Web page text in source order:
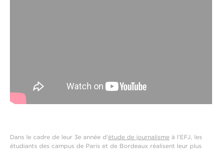
Dans le cadre de leur 3e année d'étude de journalisme à l'EFJ, les
étudiants des campus de Paris et de Bordeaux réalisent leur plus